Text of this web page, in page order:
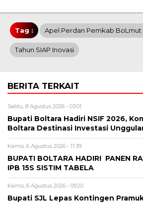
Tag : Apel Perdan Pemkab BoLmut
Tahun SIAP Inovasi
BERITA TERKAIT
Sabtu, 8 Agustus 2026 - 03:01
Bupati Boltara Hadiri NSIF 2026,
Boltara Destinasi Investasi
Kamis, 6 Agustus 2026 - 11:39
BUPATI BOLTARA HADIRI PANEN
IPB 15S SISTIM TABELA
Kamis, 6 Agustus 2026 - 09:20
Bupati SJL Lepas Kontingen